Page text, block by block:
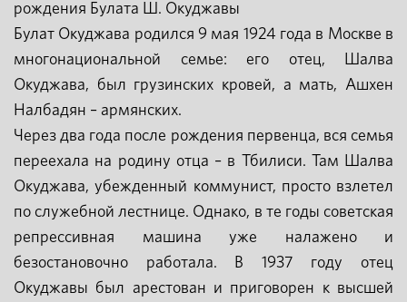
рождения Булата Ш. Окуджавы
Булат Окуджава родился 9 мая 1924 года в Москве в
многонациональной семье: его отец, Шалва
Окуджава, был грузинских кровей, а мать, Ашхен
Налбадян – армянских.
Через два года после рождения первенца, вся семья
переехала на родину отца – в Тбилиси. Там Шалва
Окуджава, убежденный коммунист, просто взлетел
по служебной лестнице. Однако, в те годы советская
репрессивная машина уже налажено и
безостановочно работала. В 1937 году отец
Окуджавы был арестован и приговорен к высшей